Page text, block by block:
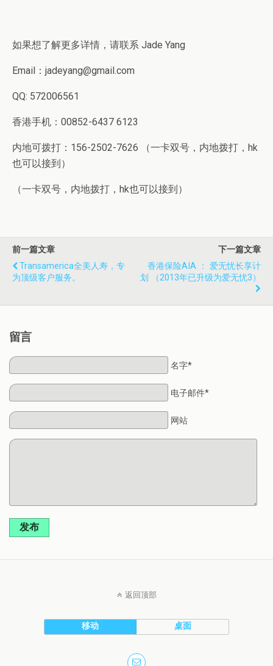
如果想了解更多详情，请联系 Jade Yang
Email：jadeyang@gmail.com
QQ: 572006561
香港手机：00852-6437 6123
内地可拨打：156-2502-7626 （一卡双号，内地拨打，hk
也可以接到）
（一卡双号，内地拨打，hk也可以接到）
前一篇文章
Transamerica全美人寿，专
为顶级客户服务。
下一篇文章
香港保险AIA ： 爱无忧长享计
划 （2013年已升级为爱无忧3）
留言
名字*
电子邮件*
网站
发布
返回顶部
移动 桌面